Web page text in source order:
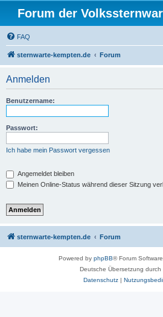
Forum der
FAQ
sternwarte-kempten.de Forum
Anmelden
Benutzername:
Passwort:
Ich habe mein Passwort vergessen
Angemeldet bleiben
Meinen Online-Status während dieser Sitzung
sternwarte-kempten.de Forum
Powered by phpBB® Forum
Deutsche Übersetzung durch
Datenschutz|